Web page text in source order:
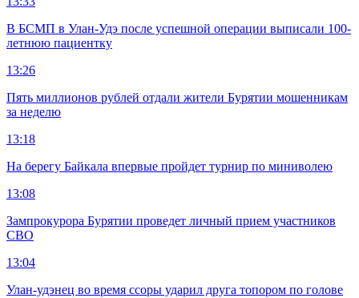
В БСМП в Улан-Удэ после успешной операции выписали 100-
летнюю пациентку
13:26
Пять миллионов рублей отдали жители Бурятии мошенникам
за неделю
13:18
На берегу Байкала впервые пройдет турнир по миниволею
13:08
Зампрокурора Бурятии проведет личный прием участников
СВО
13:04
Улан-удэнец во время ссоры ударил друга топором по голове